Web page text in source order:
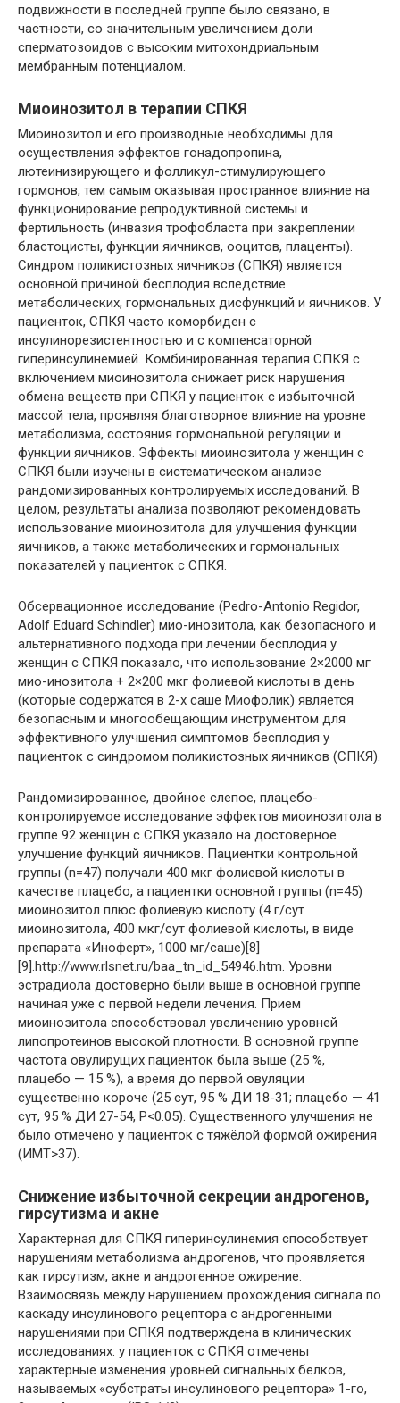
подвижности в последней группе было связано, в
частности, со значительным увеличением доли
сперматозоидов с высоким митохондриальным
мембранным потенциалом.
Миоинозитол в терапии СПКЯ
Миоинозитол и его производные необходимы для
осуществления эффектов гонадопропина,
лютеинизирующего и фолликул-стимулирующего
гормонов, тем самым оказывая пространное влияние на
функционирование репродуктивной системы и
фертильность (инвазия трофобласта при закреплении
бластоцисты, функции яичников, ооцитов, плаценты).
Синдром поликистозных яичников (СПКЯ) является
основной причиной бесплодия вследствие
метаболических, гормональных дисфункций и яичников. У
пациенток, СПКЯ часто коморбиден с
инсулинорезистентностью и с компенсаторной
гиперинсулинемией. Комбинированная терапия СПКЯ с
включением миоинозитола снижает риск нарушения
обмена веществ при СПКЯ у пациенток с избыточной
массой тела, проявляя благотворное влияние на уровне
метаболизма, состояния гормональной регуляции и
функции яичников. Эффекты миоинозитола у женщин с
СПКЯ были изучены в систематическом анализе
рандомизированных контролируемых исследований. В
целом, результаты анализа позволяют рекомендовать
использование миоинозитола для улучшения функции
яичников, а также метаболических и гормональных
показателей у пациенток с СПКЯ.
Обсервационное исследование (Pedro-Antonio Regidor,
Adolf Eduard Schindler) мио-инозитола, как безопасного и
альтернативного подхода при лечении бесплодия у
женщин с СПКЯ показало, что использование 2×2000 мг
мио-инозитола + 2×200 мкг фолиевой кислоты в день
(которые содержатся в 2-х саше Миофолик) является
безопасным и много­обещающим инструментом для
эффективного улучшения симптомов бесплодия у
пациенток с синдромом поликистозных яичников (СПКЯ).
Рандомизированное, двойное слепое, плацебо-
контролируемое исследование эффектов миоинозитола в
группе 92 женщин с СПКЯ указало на достоверное
улучшение функций яичников. Пациентки контрольной
группы (n=47) получали 400 мкг фолиевой кислоты в
качестве плацебо, а пациентки основной группы (n=45)
миоинозитол плюс фолиевую кислоту (4 г/сут
миоинозитола, 400 мкг/сут фолиевой кислоты, в виде
препарата «Иноферт», 1000 мг/саше)[8]
[9].http://www.rlsnet.ru/baa_tn_id_54946.htm. Уровни
эстрадиола достоверно были выше в основной группе
начиная уже с первой недели лечения. Прием
миоинозитола способствовал увеличению уровней
липопротеинов высокой плотности. В основной группе
частота овулирущих пациенток была выше (25 %,
плацебо — 15 %), а время до первой овуляции
существенно короче (25 сут, 95 % ДИ 18-31; плацебо — 41
сут, 95 % ДИ 27-54, Р<0.05). Существенного улучшения не
было отмечено у пациенток с тяжёлой формой ожирения
(ИМТ>37).
Снижение избыточной секреции андрогенов,
гирсутизма и акне
Характерная для СПКЯ гиперинсулинемия способствует
нарушениям метаболизма андрогенов, что проявляется
как гирсутизм, акне и андрогенное ожирение.
Взаимосвязь между нарушением прохождения сигнала по
каскаду инсулинового рецептора с андрогенными
нарушениями при СПКЯ подтверждена в клинических
исследованиях: у пациенток с СПКЯ отмечены
характерные изменения уровней сигнальных белков,
называемых «субстраты инсулинового рецептора» 1-го,